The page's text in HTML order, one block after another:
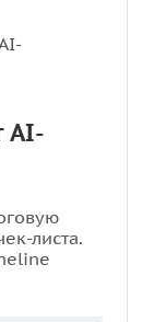
AI-
листа.